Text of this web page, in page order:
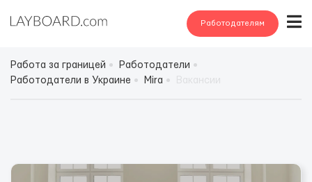
Работодателям
Работа за границей
Работодатели
Работодатели в Украине
Mira